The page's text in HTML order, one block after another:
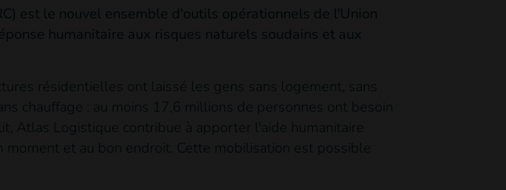
est le nouvel ensemble d'outils opérationnels de l'Union
humanitaire aux risques naturels soudains et aux
résidentielles ont laissé les gens sans logement, sans
chauffage : au moins 17,6 millions de personnes ont besoin
Atlas Logistique contribue à apporter l'aide humanitaire
et au bon endroit. Cette mobilisation est possible